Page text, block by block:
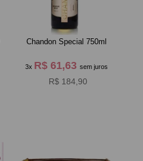
Chandon Special 750ml
3x R$ 61,63sem juros
R$ 184,90